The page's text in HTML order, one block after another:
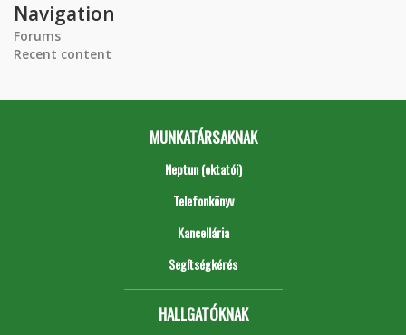
Navigation
Forums
Recent content
MUNKATÁRSAKNAK
Neptun (oktatói)
Telefonkönyv
Kancellária
Segítségkérés
HALLGATÓKNAK